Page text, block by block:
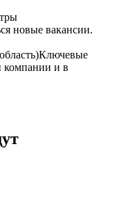
новые вакансии.
Ключевые
компании и в